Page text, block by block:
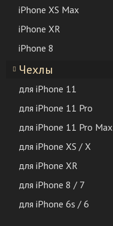
iPhone XS Max
iPhone XR
iPhone 8
Чехлы
для iPhone 11
для iPhone 11 Pro
для iPhone 11 Pro Max
для iPhone XS / X
для iPhone XR
для iPhone 8 / 7
для iPhone 6s / 6